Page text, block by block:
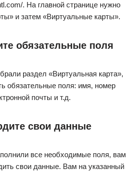
. На главной странице нужно
и затем «Виртуальные карты».
обязательные поля
раздел «Виртуальная карта»,
обязательные поля: имя, номер
почты и т.д.
свои данные
все необходимые поля, вам
свои данные. Вам на указанный